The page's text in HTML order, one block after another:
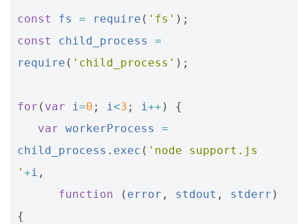
const fs = require ( 'fs' );
const
child_process
=
require ( 'child_process' );
for ( var i=0 ; i<3 ; i++ )
{
var workerProcess
=
child_process . exec ( 'node support.js
' +i ,
function
( error , stdout , stderr )
{